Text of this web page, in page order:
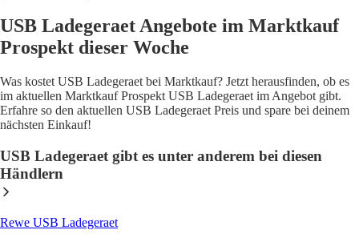
USB Ladegeraet Angebote im Marktkauf
Prospekt dieser Woche
Was kostet USB Ladegeraet bei Marktkauf? Jetzt herausfinden, ob es
im aktuellen Marktkauf Prospekt USB Ladegeraet im Angebot gibt.
Erfahre so den aktuellen USB Ladegeraet Preis und spare bei deinem
nächsten Einkauf!
USB Ladegeraet gibt es unter anderem bei diesen
Händlern
Rewe USB Ladegeraet